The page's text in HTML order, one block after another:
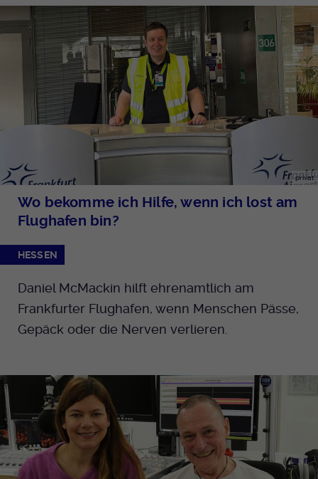
privat
Wo bekomme ich Hilfe, wenn ich lost am
Flughafen bin?
HESSEN
Daniel McMackin hilft ehrenamtlich am
Frankfurter Flughafen, wenn Menschen Pässe,
Gepäck oder die Nerven verlieren.